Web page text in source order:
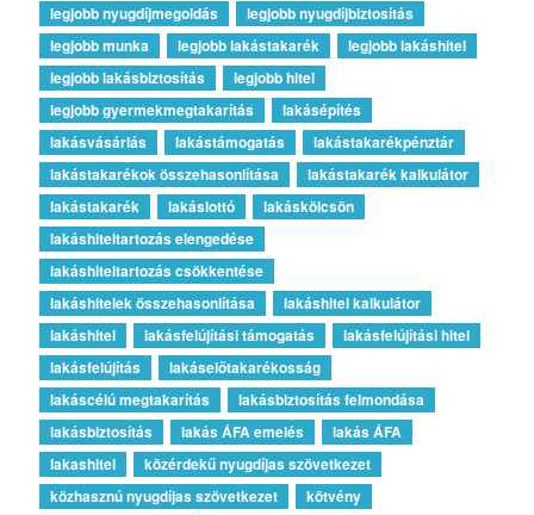
legjobb nyugdíjmegoldás
legjobb nyugdíjbiztosítás
legjobb munka
legjobb lakástakarék
legjobb lakáshitel
legjobb lakásbiztosítás
legjobb hitel
legjobb gyermekmegtakarítás
lakásépítés
lakásvásárlás
lakástámogatás
lakástakarékpénztár
lakástakarékok összehasonlítása
lakástakarék kalkulátor
lakástakarék
lakáslottó
lakáskölcsön
lakáshiteltartozás elengedése
lakáshiteltartozás csökkentése
lakáshitelek összehasonlítása
lakáshitel kalkulátor
lakáshitel
lakásfelújítási támogatás
lakásfelújítási hitel
lakásfelújítás
lakáselőtakarékosság
lakáscélú megtakarítás
lakásbiztosítás felmondása
lakásbiztosítás
lakás ÁFA emelés
lakás ÁFA
lakashitel
közérdekű nyugdíjas szövetkezet
közhasznú nyugdíjas szövetkezet
kötvény